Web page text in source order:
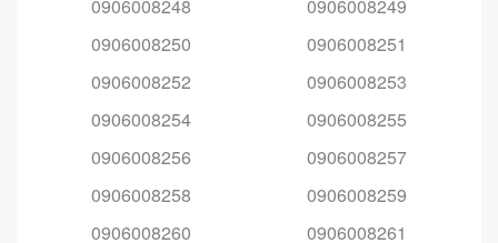
0906008248
0906008249
0906008250
0906008251
0906008252
0906008253
0906008254
0906008255
0906008256
0906008257
0906008258
0906008259
0906008260
0906008261